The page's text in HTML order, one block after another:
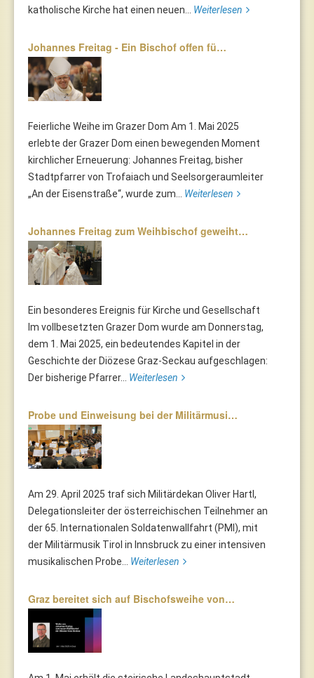
katholische Kirche hat einen neuen... Weiterlesen
Johannes Freitag - Ein Bischof offen fü…
Feierliche Weihe im Grazer Dom Am 1. Mai 2025
erlebte der Grazer Dom einen bewegenden Moment
kirchlicher Erneuerung: Johannes Freitag, bisher
Stadtpfarrer von Trofaiach und Seelsorgeraumleiter
„An der Eisenstraße“, wurde zum... Weiterlesen
Johannes Freitag zum Weihbischof geweiht…
Ein besonderes Ereignis für Kirche und Gesellschaft
Im vollbesetzten Grazer Dom wurde am Donnerstag,
dem 1. Mai 2025, ein bedeutendes Kapitel in der
Geschichte der Diözese Graz-Seckau aufgeschlagen:
Der bisherige Pfarrer... Weiterlesen
Probe und Einweisung bei der Militärmusi…
Am 29. April 2025 traf sich Militärdekan Oliver Hartl,
Delegationsleiter der österreichischen Teilnehmer an
der 65. Internationalen Soldatenwallfahrt (PMI), mit
der Militärmusik Tirol in Innsbruck zu einer intensiven
musikalischen Probe... Weiterlesen
Graz bereitet sich auf Bischofsweihe von…